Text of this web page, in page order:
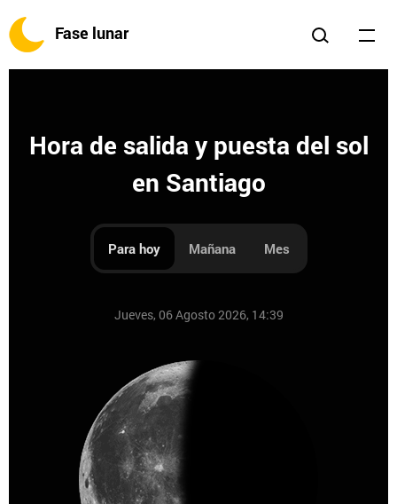
Fase lunar
Hora de salida y puesta del sol
en Santiago
Para hoy Mañana Mes
Jueves, 06 Agosto 2026, 14:39